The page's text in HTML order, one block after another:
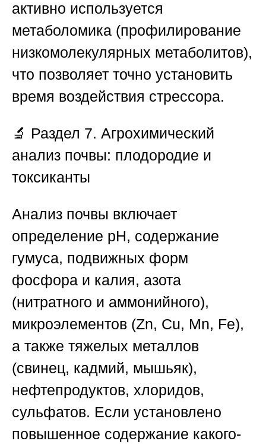
активно используется
метаболомика (профилирование
низкомолекулярных метаболитов),
что позволяет точно установить
время воздействия стрессора.
🔬 Раздел 7. Агрохимический
анализ почвы: плодородие и
токсиканты
Анализ почвы включает
определение pH, содержание
гумуса, подвижных форм
фосфора и калия, азота
(нитратного и аммонийного),
микроэлементов (Zn, Cu, Mn, Fe),
а также тяжелых металлов
(свинец, кадмий, мышьяк),
нефтепродуктов, хлоридов,
сульфатов. Если установлено
повышенное содержание какого-